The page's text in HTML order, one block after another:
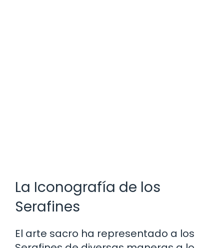
La Iconografía de los
Serafines
El arte sacro ha representado a los